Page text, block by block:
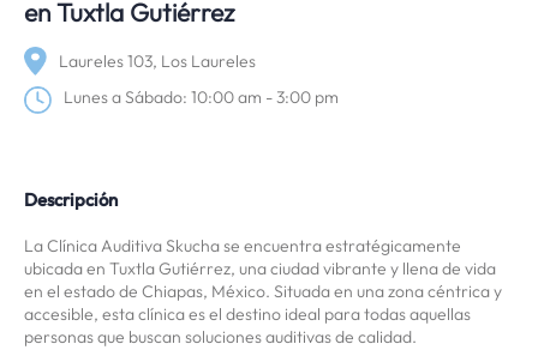
en Tuxtla Gutiérrez
Laureles 103, Los Laureles
Lunes a Sábado: 10:00 am - 3:00 pm
Descripción
La Clínica Auditiva Skucha se encuentra estratégicamente
ubicada en Tuxtla Gutiérrez, una ciudad vibrante y llena de vida
en el estado de Chiapas, México. Situada en una zona céntrica y
accesible, esta clínica es el destino ideal para todas aquellas
personas que buscan soluciones auditivas de calidad.